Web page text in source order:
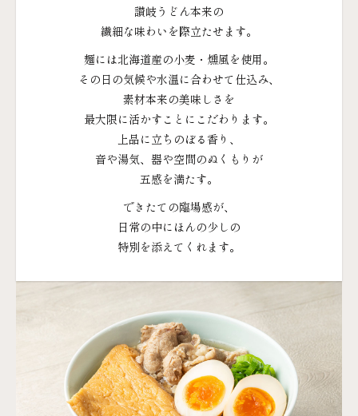
讃岐うどん本来の
繊細な​味わいを​際立たせます。
麺には​北海道産の​小麦・燻風を​使用。
その​日の​気候や​水温に​合わせて​仕込み、
素材本来の​美味しさを
最大限に​活かすことに​こだわります。
上品に​立ちの​ぼる​香り、
音や​湯気、​器や​空間の​ぬくもりが
五感を​満たす。
できたての​臨場感が、
日常の​中に​ほんの​少しの
特別を​添えてくれます。